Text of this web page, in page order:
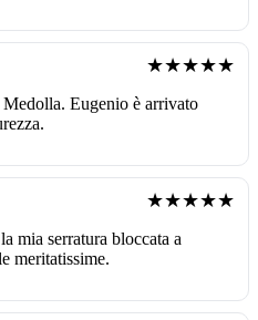
★★★★★
Eugenio è arrivato
★★★★★
mia serratura bloccata a
meritatissime.